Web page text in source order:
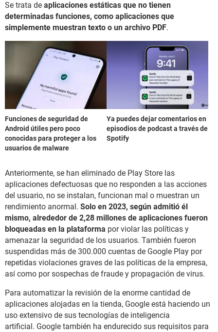
Se trata de aplicaciones estáticas que no tienen
determinadas funciones, como aplicaciones que
simplemente muestran texto o un archivo PDF.
Funciones de seguridad de
Android útiles pero poco
conocidas para proteger a los
usuarios de malware
Ya puedes dejar comentarios en
episodios de podcast a través de
Spotify
Anteriormente, se han eliminado de Play Store las
aplicaciones defectuosas que no responden a las acciones
del usuario, no se instalan, funcionan mal o muestran un
rendimiento anormal. Solo en 2023, según admitió él
mismo, alrededor de 2,28 millones de aplicaciones fueron
bloqueadas en la plataforma por violar las políticas y
amenazar la seguridad de los usuarios. También fueron
suspendidas más de 300.000 cuentas de Google Play por
repetidas violaciones graves de las políticas de la empresa,
así como por sospechas de fraude y propagación de virus.
Para automatizar la revisión de la enorme cantidad de
aplicaciones alojadas en la tienda, Google está haciendo un
uso extensivo de sus tecnologías de inteligencia
artificial. Google también ha endurecido sus requisitos para